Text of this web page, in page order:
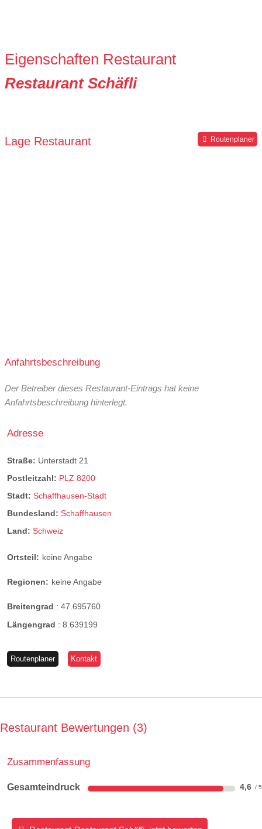
Eigenschaften Restaurant
Restaurant Schäfli
Lage Restaurant Routenplaner
Anfahrtsbeschreibung
Der Betreiber dieses Restaurant-Eintrags hat keine
Anfahrtsbeschreibung hinterlegt.
Adresse
Straße: Unterstadt 21
Postleitzahl: PLZ 8200
Stadt: Schaffhausen-Stadt
Bundesland: Schaffhausen
Land: Schweiz
Ortsteil: keine Angabe
Regionen: keine Angabe
Breitengrad : 47.695760
Längengrad : 8.639199
Routenplaner Kontakt
Restaurant Bewertungen 3
Zusammenfassung
Gesamteindruck 4,6